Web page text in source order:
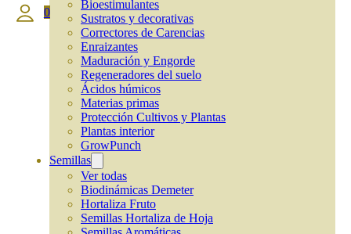
Bioestimulantes
Sustratos y decorativas
Correctores de Carencias
Enraizantes
Maduración y Engorde
Regeneradores del suelo
Ácidos húmicos
Materias primas
Protección Cultivos y Plantas
Plantas interior
GrowPunch
Semillas
Ver todas
Biodinámicas Demeter
Hortaliza Fruto
Semillas Hortaliza de Hoja
0